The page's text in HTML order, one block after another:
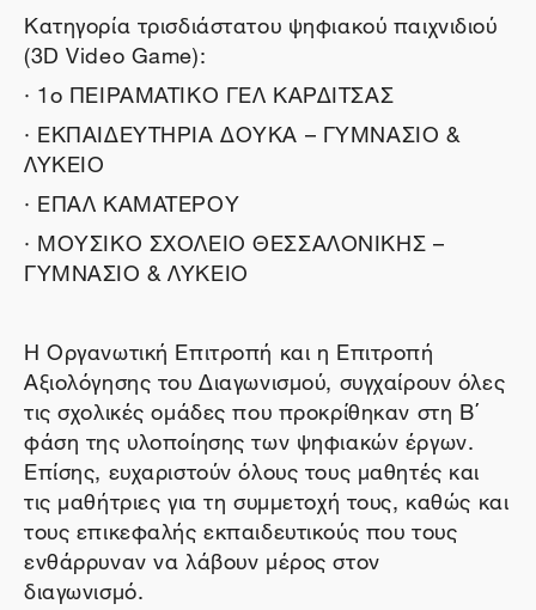
Κατηγορία τρισδιάστατου ψηφιακού παιχνιδιού
(3D Video Game):
· 1ο ΠΕΙΡΑΜΑΤΙΚΟ ΓΕΛ ΚΑΡΔΙΤΣΑΣ
· ΕΚΠΑΙΔΕΥΤΗΡΙΑ ΔΟΥΚΑ – ΓΥΜΝΑΣΙΟ &
ΛΥΚΕΙΟ
· ΕΠΑΛ ΚΑΜΑΤΕΡΟΥ
· ΜΟΥΣΙΚΟ ΣΧΟΛΕΙΟ ΘΕΣΣΑΛΟΝΙΚΗΣ –
ΓΥΜΝΑΣΙΟ & ΛΥΚΕΙΟ
Η Οργανωτική Επιτροπή και η Επιτροπή
Αξιολόγησης του Διαγωνισμού, συγχαίρουν όλες
τις σχολικές ομάδες που προκρίθηκαν στη Β΄
φάση της υλοποίησης των ψηφιακών έργων.
Επίσης, ευχαριστούν όλους τους μαθητές και
τις μαθήτριες για τη συμμετοχή τους, καθώς και
τους επικεφαλής εκπαιδευτικούς που τους
ενθάρρυναν να λάβουν μέρος στον
διαγωνισμό.